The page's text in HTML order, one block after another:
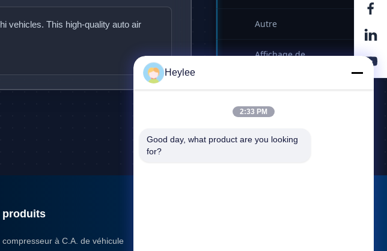
hi vehicles. This high-quality auto air
Autre
Affichage de
Équipe de société
produits
compresseur à C.A. de véhicule
Heylee
2:33 PM
Good day, what product are you looking
for?